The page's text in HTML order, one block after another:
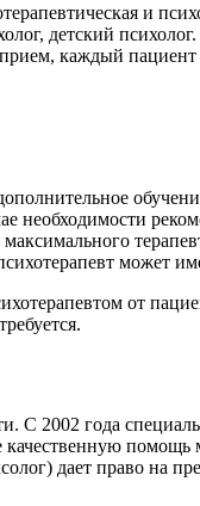
и
детский
каждый
необходимости
может
от
С 2002 года
помощь
дает право